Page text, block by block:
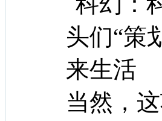
当然，